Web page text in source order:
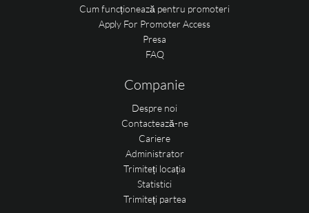
Cum funcționează pentru promoteri
Apply For Promoter Access
Presa
FAQ
Companie
Despre noi
Contactează-ne
Cariere
Administrator
Trimiteți locația
Statistici
Trimiteți partea